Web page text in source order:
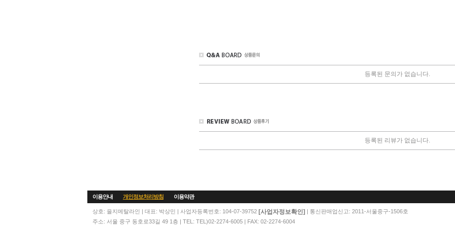
등록된 문의가 없습니다.
등록된 리뷰가 없습니다.
이용안내 개인정보처리방침 이용약관
상호: 을지메탈라인 | 대표: 박상민 | 사업자등록번호: 104-07-39752 [사업자정보확인]
| 통신판매업신고: 2011-서울중구-1506호
주소: 서울 중구 동호로33길 49 1층 | TEL: TEL)02-2274-6005 | FAX: 02-2274-6004